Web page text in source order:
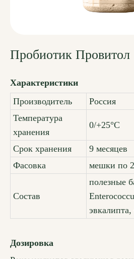
Пробиотик Провитол
Характеристики
Производитель
Россия
Температура
хранения
0/+25°С
Срок хранения
9 месяцев
Фасовка
мешки по
Состав
полезные
Дозировка